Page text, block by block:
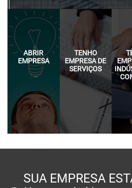
ABRIR
EMPRESA
TENHO
EMPRESA DE
SERVIÇOS
SUA EMPRESA